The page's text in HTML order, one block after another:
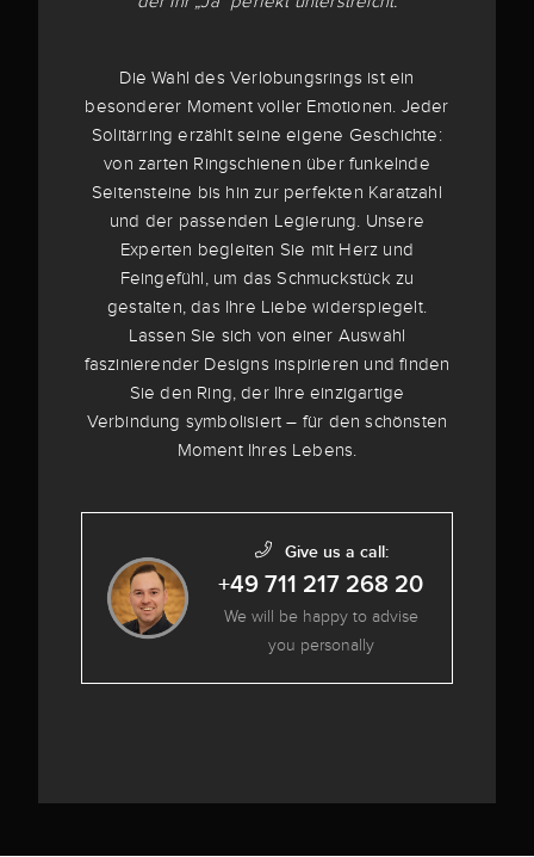
Die Wahl des Verlobungsrings ist ein
besonderer Moment voller Emotionen. Jeder
Solitärring erzählt seine eigene Geschichte:
von zarten Ringschienen über funkelnde
Seitensteine bis hin zur perfekten Karatzahl
und der passenden Legierung. Unsere
Experten begleiten Sie mit Herz und
Feingefühl, um das Schmuckstück zu
gestalten, das Ihre Liebe widerspiegelt.
Lassen Sie sich von einer Auswahl
faszinierender Designs inspirieren und finden
Sie den Ring, der Ihre einzigartige
Verbindung symbolisiert – für den schönsten
Moment Ihres Lebens.
Give us a call:
+49 711 217 268 20
We will be happy to advise
you personally